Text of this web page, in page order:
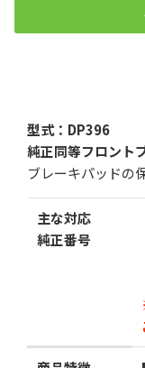
注文数量
1セット 2セ
型式：DP396
純正同等フロント
ブレーキパッドの
主な対応
純正番号